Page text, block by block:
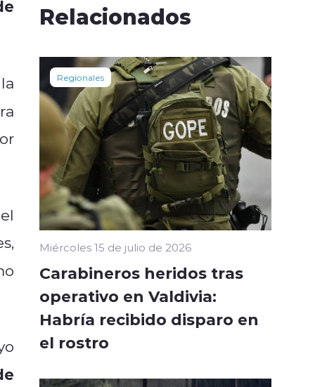
Relacionados
Regionales
Miércoles 15 de julio de 2026
Carabineros heridos tras
operativo en Valdivia:
Habría recibido disparo en
el rostro